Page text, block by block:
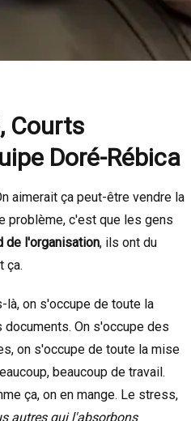
Courts
Doré-Rébica
aimerait ça peut-être vendre la
problème, c'est que les gens
de l'organisation, ils ont du
ça.
là, on s'occupe de toute la
On s'occupe des
on s'occupe de toute la mise
beaucoup de travail.
ça, on en mange. Le stress,
autres qui l'absorbons